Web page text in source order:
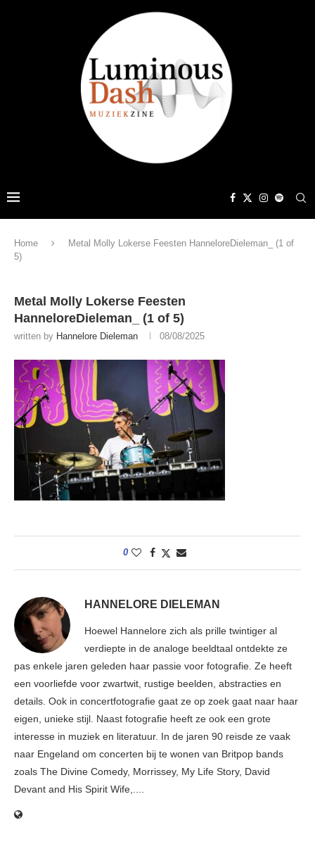
Home
Metal Molly Lokerse Feesten HanneloreDieleman_ (1 of
5)
Metal Molly Lokerse Feesten
HanneloreDieleman_ (1 of 5)
written by Hannelore Dieleman 08/08/2025
0
HANNELORE DIELEMAN
Hoewel Hannelore zich als prille twintiger al
verdiepte in de analoge beeldtaal ontdekte ze
pas enkele jaren geleden haar passie voor fotografie. Ze heeft
een voorliefde voor zwartwit, rustige beelden, abstracties en
details. Ook in concertfotografie gaat ze op zoek gaat naar haar
eigen, unieke stijl. Naast fotografie heeft ze ook een grote
interesse in muziek en literatuur. In de jaren 90 reisde ze vaak
naar Engeland om concerten bij te wonen van Britpop bands
zoals The Divine Comedy, Morrissey, My Life Story, David
Devant and His Spirit Wife,....